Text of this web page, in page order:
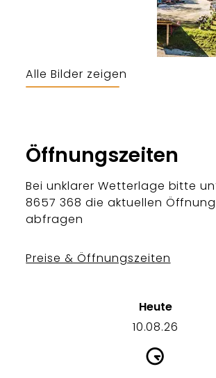
Alle Bilder zeigen
Öffnungszeiten
Bei unklarer Wetterlage bitte
8657 368 die aktuellen
abfragen
Preise & Öffnungszeiten
Heute
10.08.26